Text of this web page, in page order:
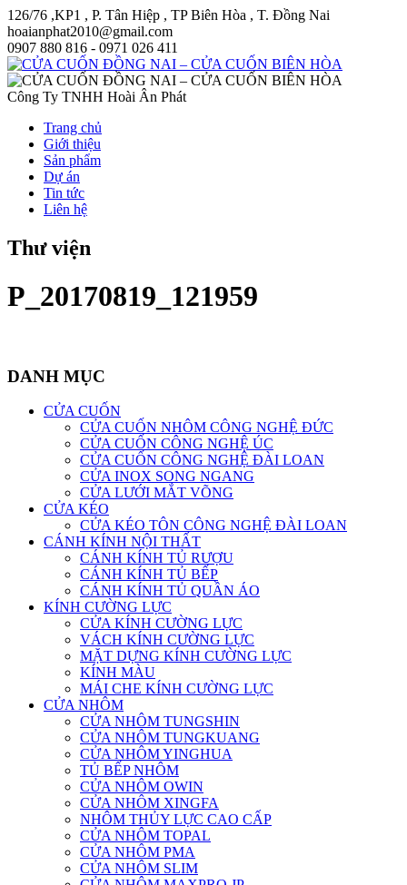
126/76 ,KP1 , P. Tân Hiệp , TP Biên Hòa , T. Đồng Nai
hoaianphat2010@gmail.com
0907 880 816 - 0971 026 411
Công Ty TNHH Hoài Ân Phát
Trang chủ
Giới thiệu
Sản phẩm
Dự án
Tin tức
Liên hệ
Thư viện
P_20170819_121959
DANH MỤC
CỬA CUỐN
CỬA CUỐN NHÔM CÔNG NGHỆ ĐỨC
CỬA CUỐN CÔNG NGHỆ ÚC
CỬA CUỐN CÔNG NGHỆ ĐÀI LOAN
CỬA INOX SONG NGANG
CỬA LƯỚI MẮT VÕNG
CỬA KÉO
CỬA KÉO TÔN CÔNG NGHỆ ĐÀI LOAN
CÁNH KÍNH NỘI THẤT
CÁNH KÍNH TỦ RƯỢU
CÁNH KÍNH TỦ BẾP
CÁNH KÍNH TỦ QUẦN ÁO
KÍNH CƯỜNG LỰC
CỬA KÍNH CƯỜNG LỰC
VÁCH KÍNH CƯỜNG LỰC
MẶT DỰNG KÍNH CƯỜNG LỰC
KÍNH MÀU
MÁI CHE KÍNH CƯỜNG LỰC
CỬA NHÔM
CỬA NHÔM TUNGSHIN
CỬA NHÔM TUNGKUANG
CỬA NHÔM YINGHUA
TỦ BẾP NHÔM
CỬA NHÔM OWIN
CỬA NHÔM XINGFA
NHÔM THỦY LỰC CAO CẤP
CỬA NHÔM TOPAL
CỬA NHÔM PMA
CỬA NHÔM SLIM